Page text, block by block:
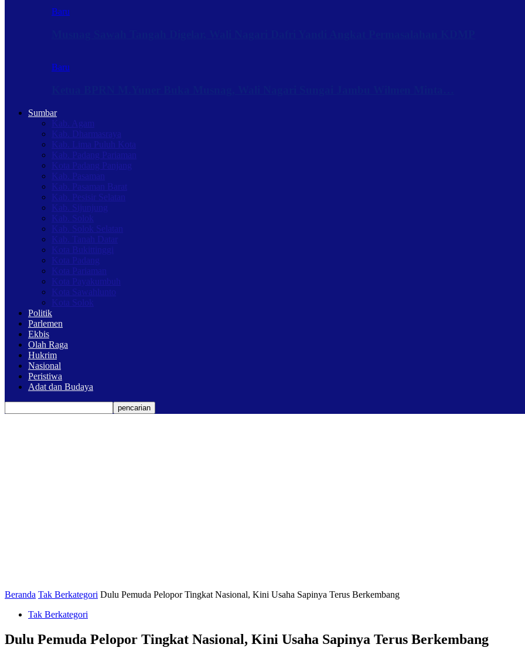
Baru
Baru
Sumbar
Kab. Agam
Kab. Dharmasraya
Kab. Lima Puluh Kota
Kab. Padang Pariaman
Kota Padang Panjang
Kab. Pasaman
Kab. Pasaman Barat
Kab. Pesisir Selatan
Kab. Sijunjung
Kab. Solok
Kab. Solok Selatan
Kab. Tanah Datar
Kota Bukittinggi
Kota Padang
Kota Pariaman
Kota Payakumbuh
Kota Sawahlunto
Kota Solok
Politik
Parlemen
Ekbis
Olah Raga
Hukrim
Nasional
Peristiwa
Adat dan Budaya
Beranda Tak Berkategori Dulu Pemuda Pelopor Tingkat Nasional, Kini Usaha Sapinya Terus Berkembang
Tak Berkategori
Dulu Pemuda Pelopor Tingkat Nasional, Kini Usaha Sapinya Terus Berkembang